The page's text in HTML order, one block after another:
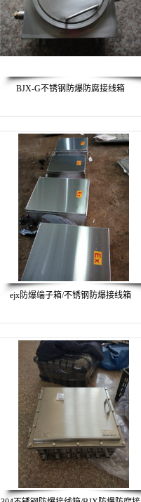
BJX-G不锈钢防爆防腐接线箱
ejx防爆端子箱/不锈钢防爆接线箱